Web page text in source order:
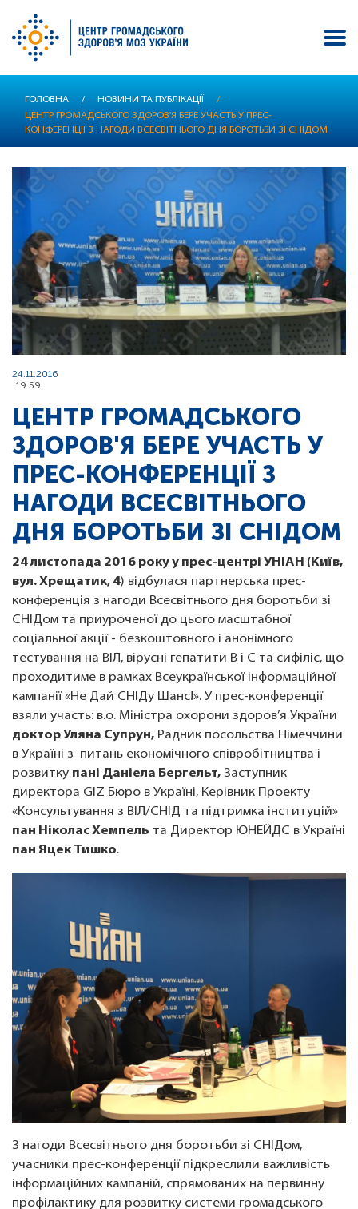
основного
ГОЛОВНА / НОВИНИ ТА ПУБЛІКАЦІЇ
/
ЦЕНТР ГРОМАДСЬКОГО ЗДОРОВ'Я БЕРЕ УЧАСТЬ У ПРЕС-
КОНФЕРЕНЦІЇ З НАГОДИ ВСЕСВІТНЬОГО ДНЯ БОРОТЬБИ ЗІ СНІДОМ
24.11.2016
19:59
ЦЕНТР ГРОМАДСЬКОГО
ЗДОРОВ'Я БЕРЕ УЧАСТЬ У
ПРЕС-КОНФЕРЕНЦІЇ З
НАГОДИ ВСЕСВІТНЬОГО
ДНЯ БОРОТЬБИ ЗІ СНІДОМ
24 листопада 2016 рокyу прес-центрі УНІАН (Київ,
вул. Хрещатик, 4) відбулася партнерська прес-
конференція з нагоди Всесвітнього дня боротьби зі
СНІДом та приуроченої до цього масштабної
соціальної акції - безкоштовного і анонімного
тестування на ВІЛ, вірусні гепатити В і С та сифіліс, що
проходитиме в рамках Всеукраїнської інформаційної
кампанії «Не Дай СНІДу Шанс!». У прес-конференції
взяли участь: в.о. Міністра охорони здоров’я України
доктор Уляна Супрун, Радник посольства Німеччини
в Україні з питань економічного співробітництва і
розвитку пані Даніела Бергельт, Заступник
директора GIZ Бюро в Україні, Керівник Проекту
«Консультування з ВІЛ/СНІД та підтримка інституцій»
пан Ніколас Хемпель та Директор ЮНЕЙДС в Україні
пан Яцек Тишко.
З нагоди Всесвітнього дня боротьби зі СНІДом,
учасники прес-конференції підкреслили важливість
інформаційних кампаній, спрямованих на первинну
профілактику для розвитку системи громадського